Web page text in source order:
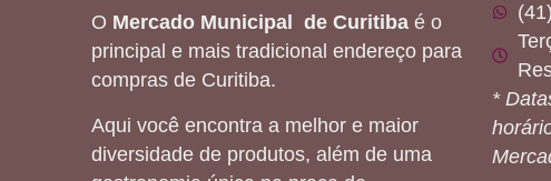
O Mercado Municipal de Curitiba é o
principal e mais tradicional endereço para
compras de Curitiba.
Aqui você encontra a melhor e maior
diversidade de produtos, além de uma
*